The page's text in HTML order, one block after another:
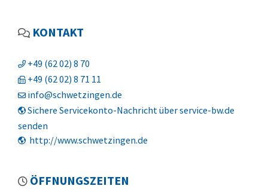
KONTAKT
+49 (6202) 8 70
+49 (6202) 8 71 11
info@schwetzingen.de
Sichere Servicekonto-Nachricht über service-bw.de
senden
http://www.schwetzingen.de
ÖFFNUNGSZEITEN